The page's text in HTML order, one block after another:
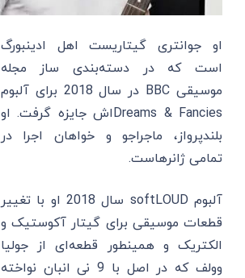
او جوانتری گیتاریست اهل ادینبورگ
است که در دسته‌بندی ساز مجله
موسیقی BBC در سال 2018 برای آلبوم
Dreams & Fanciesاش جایزه گرفت. او
بلندپرواز، ماجراجو و خواهان اجرا در
تمامی ژانرهاست.
آلبوم softLOUD سال 2018 او با تغییر
قطعات موسیقی برای گیتار آکوستیک و
الکتریک و همینطور قطعه‌ای از جولیا
وولف که در اصل با 9 نی انبان نواخته